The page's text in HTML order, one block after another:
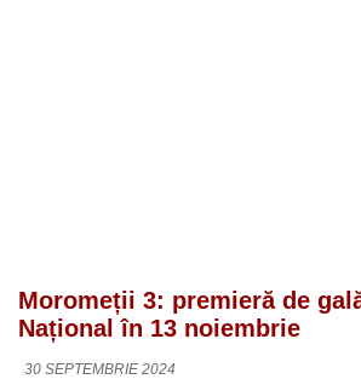
Moromeții 3: premieră de
Național în 13 noiembrie
30 SEPTEMBRIE 2024